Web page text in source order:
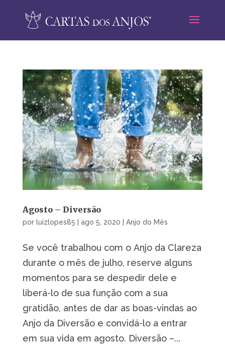
Agosto – Diversão
por luizlopes85 ago 5, 2020 Anjo do Mês
Se você trabalhou com o Anjo da Clareza
durante o mês de julho, reserve alguns
momentos para se despedir dele e
liberá-lo de sua função com a sua
gratidão, antes de dar as boas-vindas ao
Anjo da Diversão e convidá-lo a entrar
em sua vida em agosto. Diversão –...